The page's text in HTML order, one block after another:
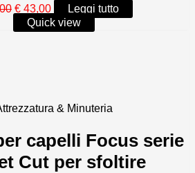
Il
prezzo
originale
€ 43,00Il
prezzo
attuale
Leggi tutto
Quick view
& Minuteria
capelli Focus serie
Cut per sfoltire